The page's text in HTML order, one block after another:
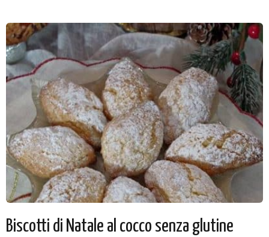
Biscotti di Natale al cocco senza glutine